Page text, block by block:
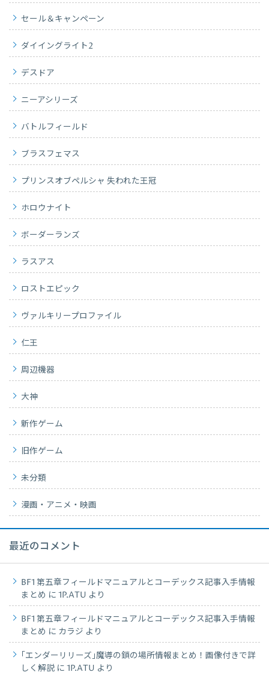
セール＆キャンペーン
ダイイングライト2
デスドア
ニーアシリーズ
バトルフィールド
ブラスフェマス
プリンスオブペルシャ 失われた王冠
ホロウナイト
ボーダーランズ
ラスアス
ロストエピック
ヴァルキリープロファイル
仁王
周辺機器
大神
新作ゲーム
旧作ゲーム
未分類
漫画・アニメ・映画
最近のコメント
BF1 第五章フィールドマニュアルとコーデックス記事入手情報
まとめ に 1P.ATU より
BF1 第五章フィールドマニュアルとコーデックス記事入手情報
まとめ に カラジ より
｢エンダーリリーズ｣魔導の鎖の場所情報まとめ！画像付きで詳
しく解説 に 1P.ATU より